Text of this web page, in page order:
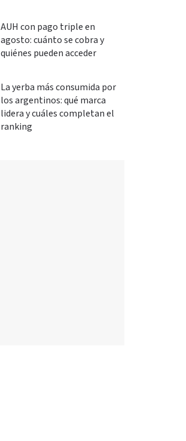
AUH con pago triple en
agosto: cuánto se cobra y
quiénes pueden acceder
La yerba más consumida por
los argentinos: qué marca
lidera y cuáles completan el
ranking